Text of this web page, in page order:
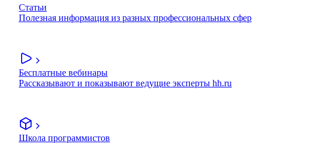
Статьи
Полезная информация из разных профессиональных сфер
Бесплатные вебинары
Рассказывают и показывают ведущие эксперты hh.ru
Школа программистов